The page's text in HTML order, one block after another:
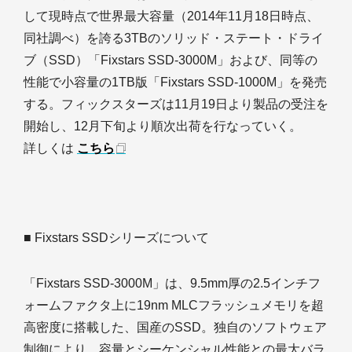
して現時点で世界最大容量（2014年11月18日時点、
同社調べ）を誇る3TBのソリッド・ステート・ドライ
ブ（SSD）「Fixstars SSD-3000M」および、同等の
性能で小容量の1TB版「Fixstars SSD-1000M」を発売
する。フィックスターズは11月19日より製品の受注を
開始し、12月下旬より順次出荷を行なっていく。
詳しくは こちら
■ Fixstars SSDシリーズについて
「Fixstars SSD-3000M」は、9.5mm厚の2.5インチフ
ォームファクタ上に19nm MLCフラッシュメモリを超
高密度に搭載した、国産のSSD。独自のソフトウェア
制御により、容量とシーケンシャル性能との最大バラ